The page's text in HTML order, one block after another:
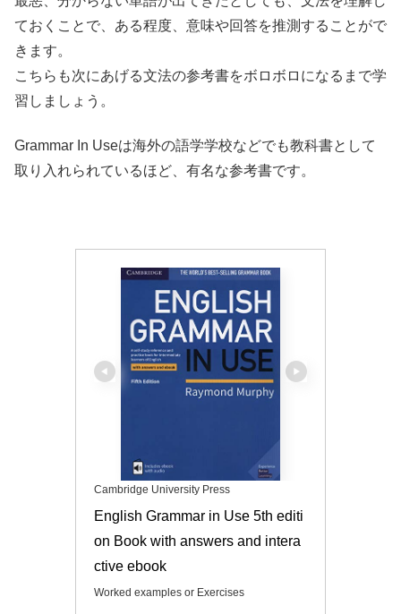
ておくことで、ある程度、意味や回答を推測することがで
きます。
こちらも次にあげる文法の参考書をボロボロになるまで学
習しましょう。
Grammar In Useは海外の語学学校などでも教科書として
取り入れられているほど、有名な参考書です。
Cambridge University Press
English Grammar in Use 5th editi
on Book with answers and intera
ctive ebook
Worked examples or Exercises